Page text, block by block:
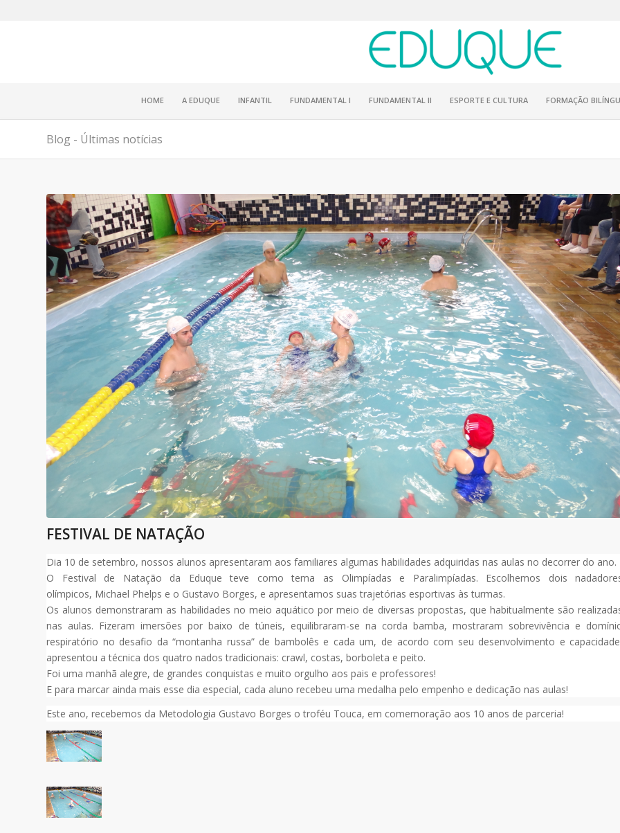
HOME A EDUQUE INFANTIL FUNDAMENTAL I FUNDAMENTAL II ESPORTE E CULTURA FORMAÇÃO
Blog - Últimas notícias
FESTIVAL DE NATAÇÃO
Dia 10 de setembro, nossos alunos apresentaram aos familiares algumas habilidades adquiridas nas aulas no decorrer do ano.
O Festival de Natação da Eduque teve como tema as Olimpíadas e Paralimpíadas. Escolhemos dois
olímpicos, Michael Phelps e o Gustavo Borges, e apresentamos suas trajetórias esportivas às turmas.
Os alunos demonstraram as habilidades no meio aquático por meio de diversas propostas, que habitualmente são
nas aulas. Fizeram imersões por baixo de túneis, equilibraram-se na corda bamba, mostraram sobrevivência e
respiratório no desafio da “montanha russa” de bambolês e cada um, de acordo com seu desenvolvimento e
apresentou a técnica dos quatro nados tradicionais: crawl, costas, borboleta e peito.
Foi uma manhã alegre, de grandes conquistas e muito orgulho aos pais e professores!
E para marcar ainda mais esse dia especial, cada aluno recebeu uma medalha pelo empenho e dedicação nas aulas!
Este ano, recebemos da Metodologia Gustavo Borges o troféu Touca, em comemoração aos 10 anos de parceria!